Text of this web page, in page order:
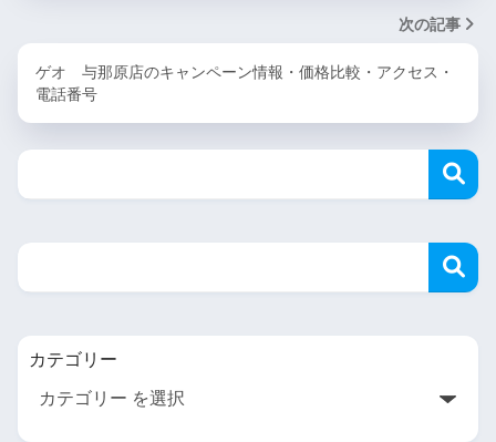
次の記事
ゲオ 与那原店のキャンペーン情報・価格比較・アクセス・
電話番号
カテゴリー